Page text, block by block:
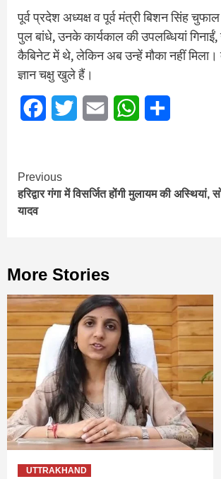
पूर्व प्रदेश अध्यक्ष व पूर्व मंत्री बिशन सिंह
पुल बांधे, उनके कार्यकाल की उपलब्धियां
कैबिनेट में थे, लेकिन अब उन्हें मौका नहीं
ज्ञान चक्षु खुले हैं।
FacebookTwitter Email WhatsApp
Continue
Reading
Previous
हरिद्वार गंगा में विसर्जित होंगी मुलायम की
यादव
More Stories
UTTRAKHAND